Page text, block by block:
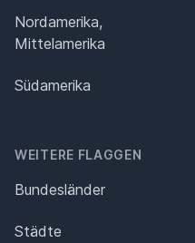
Nordamerika,
Mittelamerika
Südamerika
WEITERE FLAGGEN
Bundesländer
Städte